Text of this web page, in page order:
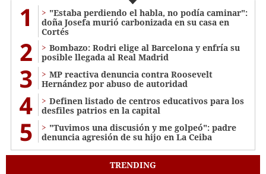
1
"Estaba perdiendo el habla, no podía caminar":
doña Josefa murió carbonizada en su casa en
Cortés
2
Bombazo: Rodri elige al Barcelona y enfría su
posible llegada al Real Madrid
3
MP reactiva denuncia contra Roosevelt
Hernández por abuso de autoridad
4
Definen listado de centros educativos para los
desfiles patrios en la capital
5
"Tuvimos una discusión y me golpeó": padre
denuncia agresión de su hijo en La Ceiba
TRENDING